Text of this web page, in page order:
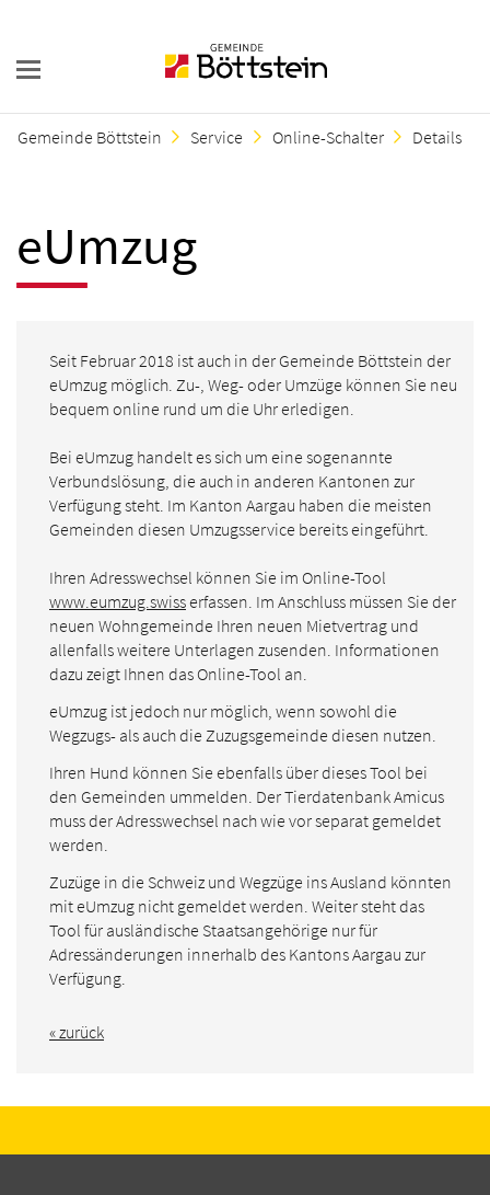
Gemeinde Böttstein Service Online-Schalter Details
eUmzug
Seit Februar 2018 ist auch in der Gemeinde Böttstein der
eUmzug möglich. Zu-, Weg- oder Umzüge können Sie neu
bequem online rund um die Uhr erledigen.
Bei eUmzug handelt es sich um eine sogenannte
Verbundslösung, die auch in anderen Kantonen zur
Verfügung steht. Im Kanton Aargau haben die meisten
Gemeinden diesen Umzugsservice bereits eingeführt.
Ihren Adresswechsel können Sie im Online-Tool
www.eumzug.swisserfassen. Im Anschluss müssen Sie der
neuen Wohngemeinde Ihren neuen Mietvertrag und
allenfalls weitere Unterlagen zusenden. Informationen
dazu zeigt Ihnen das Online-Tool an.
eUmzug ist jedoch nur möglich, wenn sowohl die
Wegzugs- als auch die Zuzugsgemeinde diesen nutzen.
Ihren Hund können Sie ebenfalls über dieses Tool bei
den Gemeinden ummelden. Der Tierdatenbank Amicus
muss der Adresswechsel nach wie vor separat gemeldet
werden.
Zuzüge in die Schweiz und Wegzüge ins Ausland könnten
mit eUmzug nicht gemeldet werden. Weiter steht das
Tool für ausländische Staatsangehörige nur für
Adressänderungen innerhalb des Kantons Aargau zur
Verfügung.
« zurück